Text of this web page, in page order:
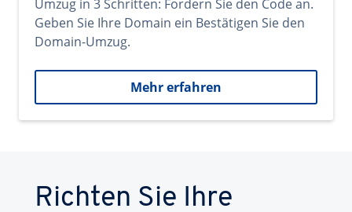
Umzug in 3 Schritten: Fordern Sie den Code an.
Geben Sie Ihre Domain ein Bestätigen Sie den
Domain-Umzug.
Mehr erfahren
Richten Sie Ihre